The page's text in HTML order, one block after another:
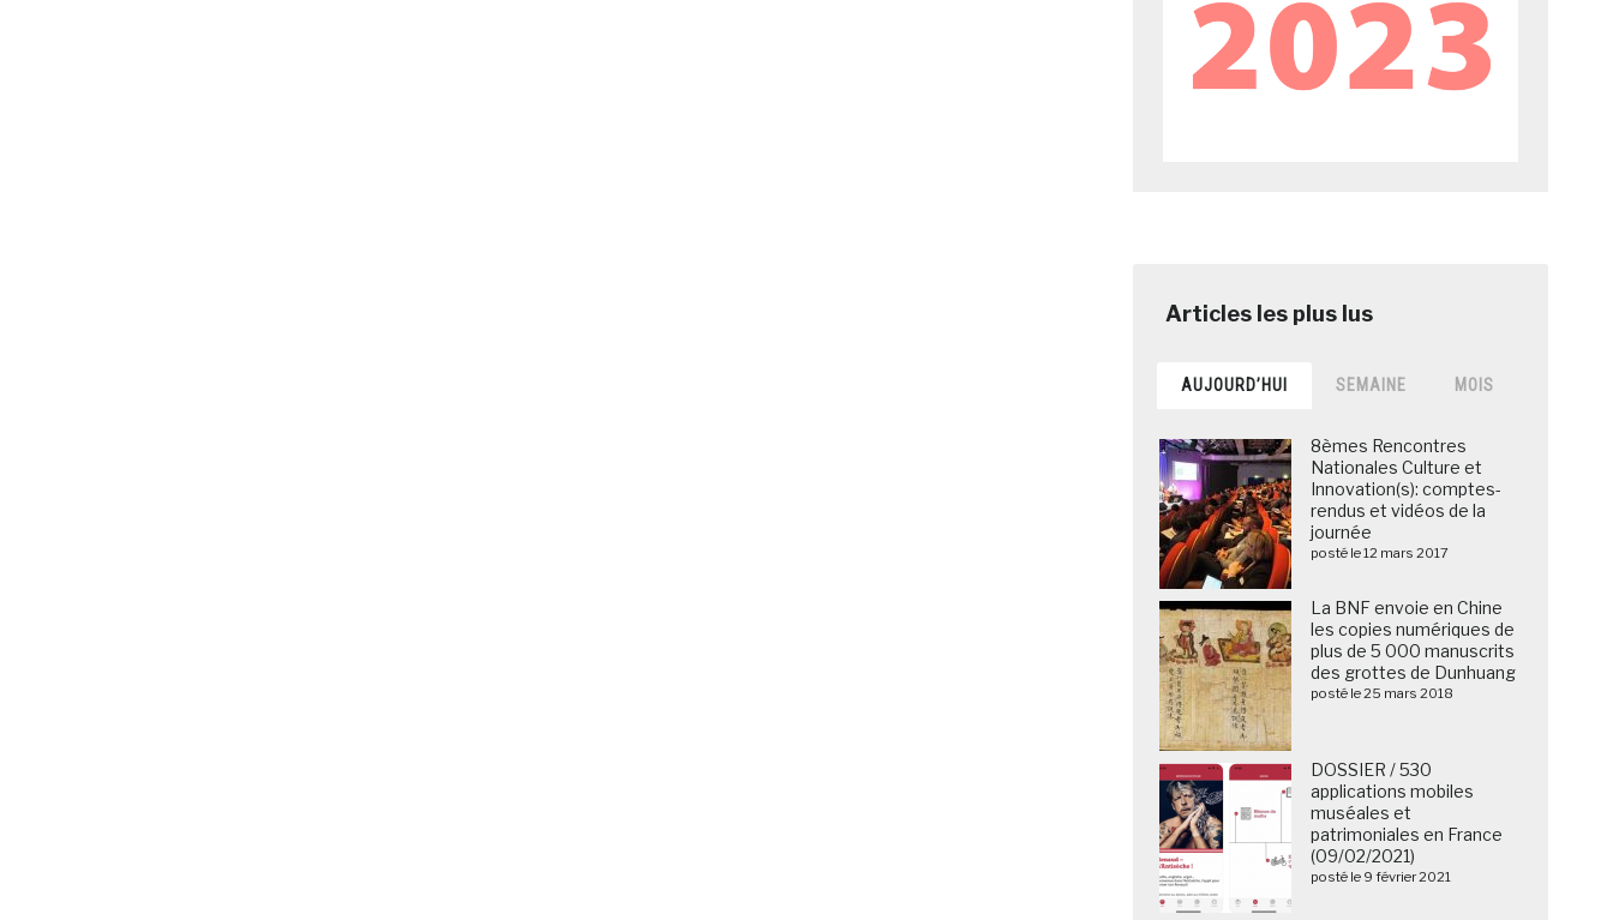
AUJOURD’HUI SEMAINE MOIS
8èmes Rencontres
Nationales Culture et
Innovation(s): comptes-
rendus et vidéos de la
journée
posté le 12 mars 2017
La BNF envoie en Chine
les copies numériques de
plus de 5 000 manuscrits
des grottes de Dunhuang
posté le 25 mars 2018
DOSSIER / 530
applications mobiles
muséales et
patrimoniales en France
(09/02/2021)
posté le 9 février 2021